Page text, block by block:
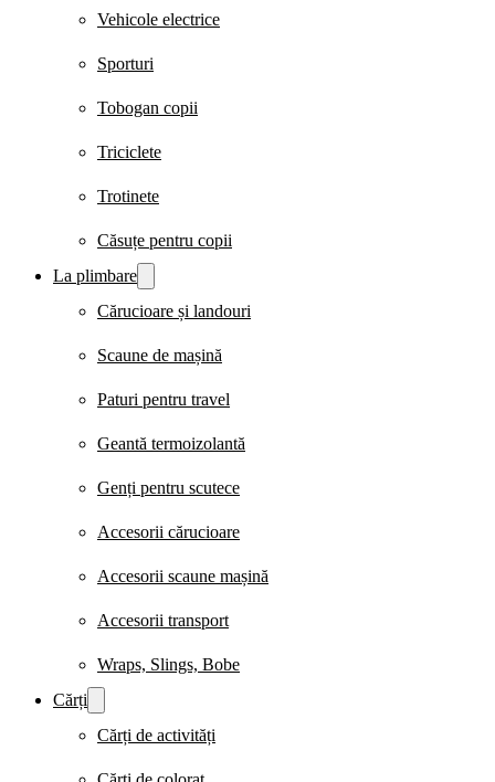
Vehicole electrice
Sporturi
Tobogan copii
Triciclete
Trotinete
Căsuțe pentru copii
La plimbare
Cărucioare și landouri
Scaune de mașină
Paturi pentru travel
Geantă termoizolantă
Genți pentru scutece
Accesorii cărucioare
Accesorii scaune mașină
Accesorii transport
Wraps, Slings, Bobe
Cărți
Cărți de activități